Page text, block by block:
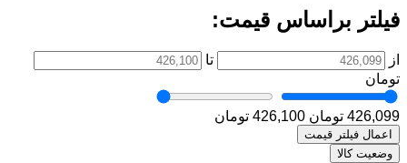
فیلتر براساس قیمت:
از
تا
تومان
426,099 تومان 426,100 تومان
اعمال فیلتر قیمت
وضعیت کالا